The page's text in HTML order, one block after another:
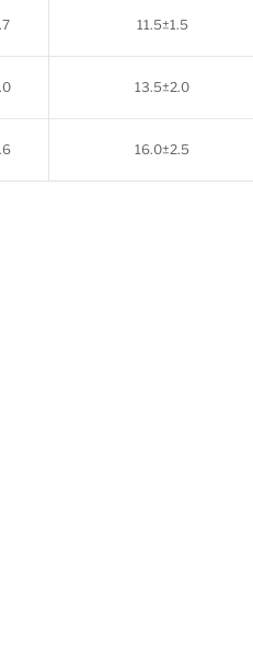
11.5±1.5
13.5±2.0
16.0±2.5